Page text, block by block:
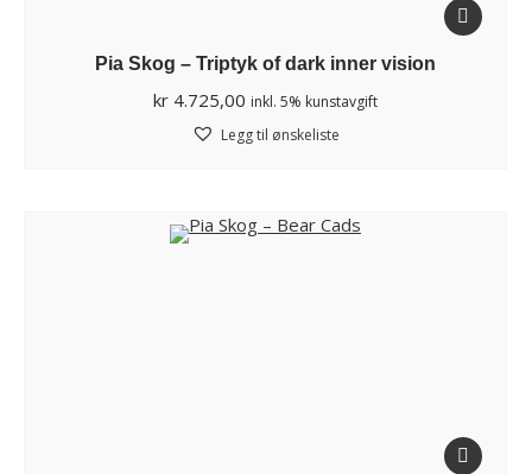
Pia Skog – Triptyk of dark inner vision
kr 4.725,00 inkl. 5% kunstavgift
Legg til ønskeliste